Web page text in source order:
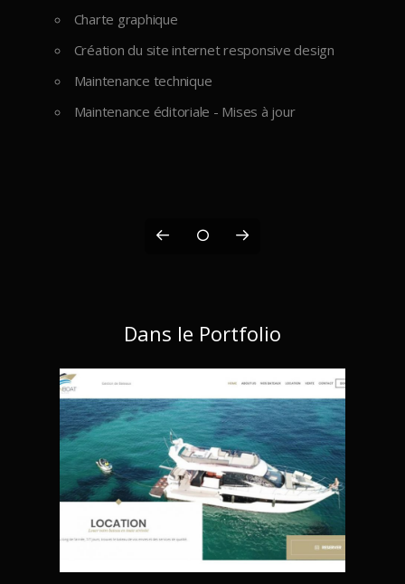
Charte graphique
Création du site internet responsive design
Maintenance technique
Maintenance éditoriale - Mises à jour
Dans le Portfolio